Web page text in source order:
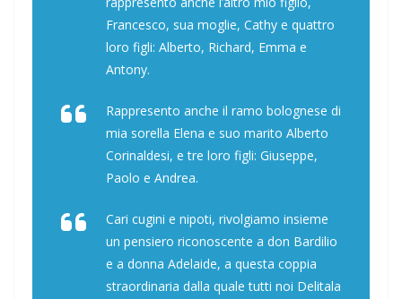
Francesco, sua moglie, Cathy e quattro
loro figli: Alberto, Richard, Emma e
Antony.
Rappresento anche il ramo bolognese di
mia sorella Elena e suo marito Alberto
Corinaldesi, e tre loro figli: Giuseppe,
Paolo e Andrea.
Cari cugini e nipoti, rivolgiamo insieme
un pensiero riconoscente a don Bardilio
e a donna Adelaide, a questa coppia
straordinaria dalla quale tutti noi Delitala